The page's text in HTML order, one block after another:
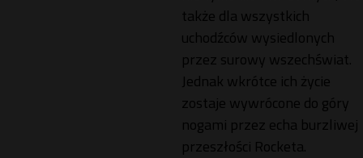
także dla wszystkich
uchodźców wysiedlonych
przez surowy wszechświat.
Jednak wkrótce ich życie
zostaje wywrócone do góry
nogami przez echa burzliwej
przeszłości Rocketa.